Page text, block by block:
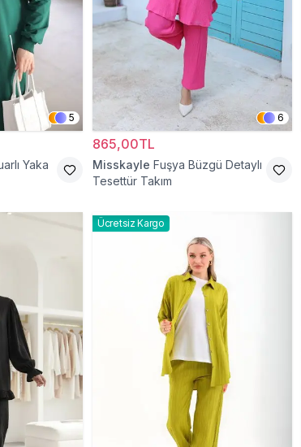
5
Yaka
6
865,00TL
Misskayle Fuşya Büzgü Detaylı
Tesettür Takım
Ücretsiz Kargo